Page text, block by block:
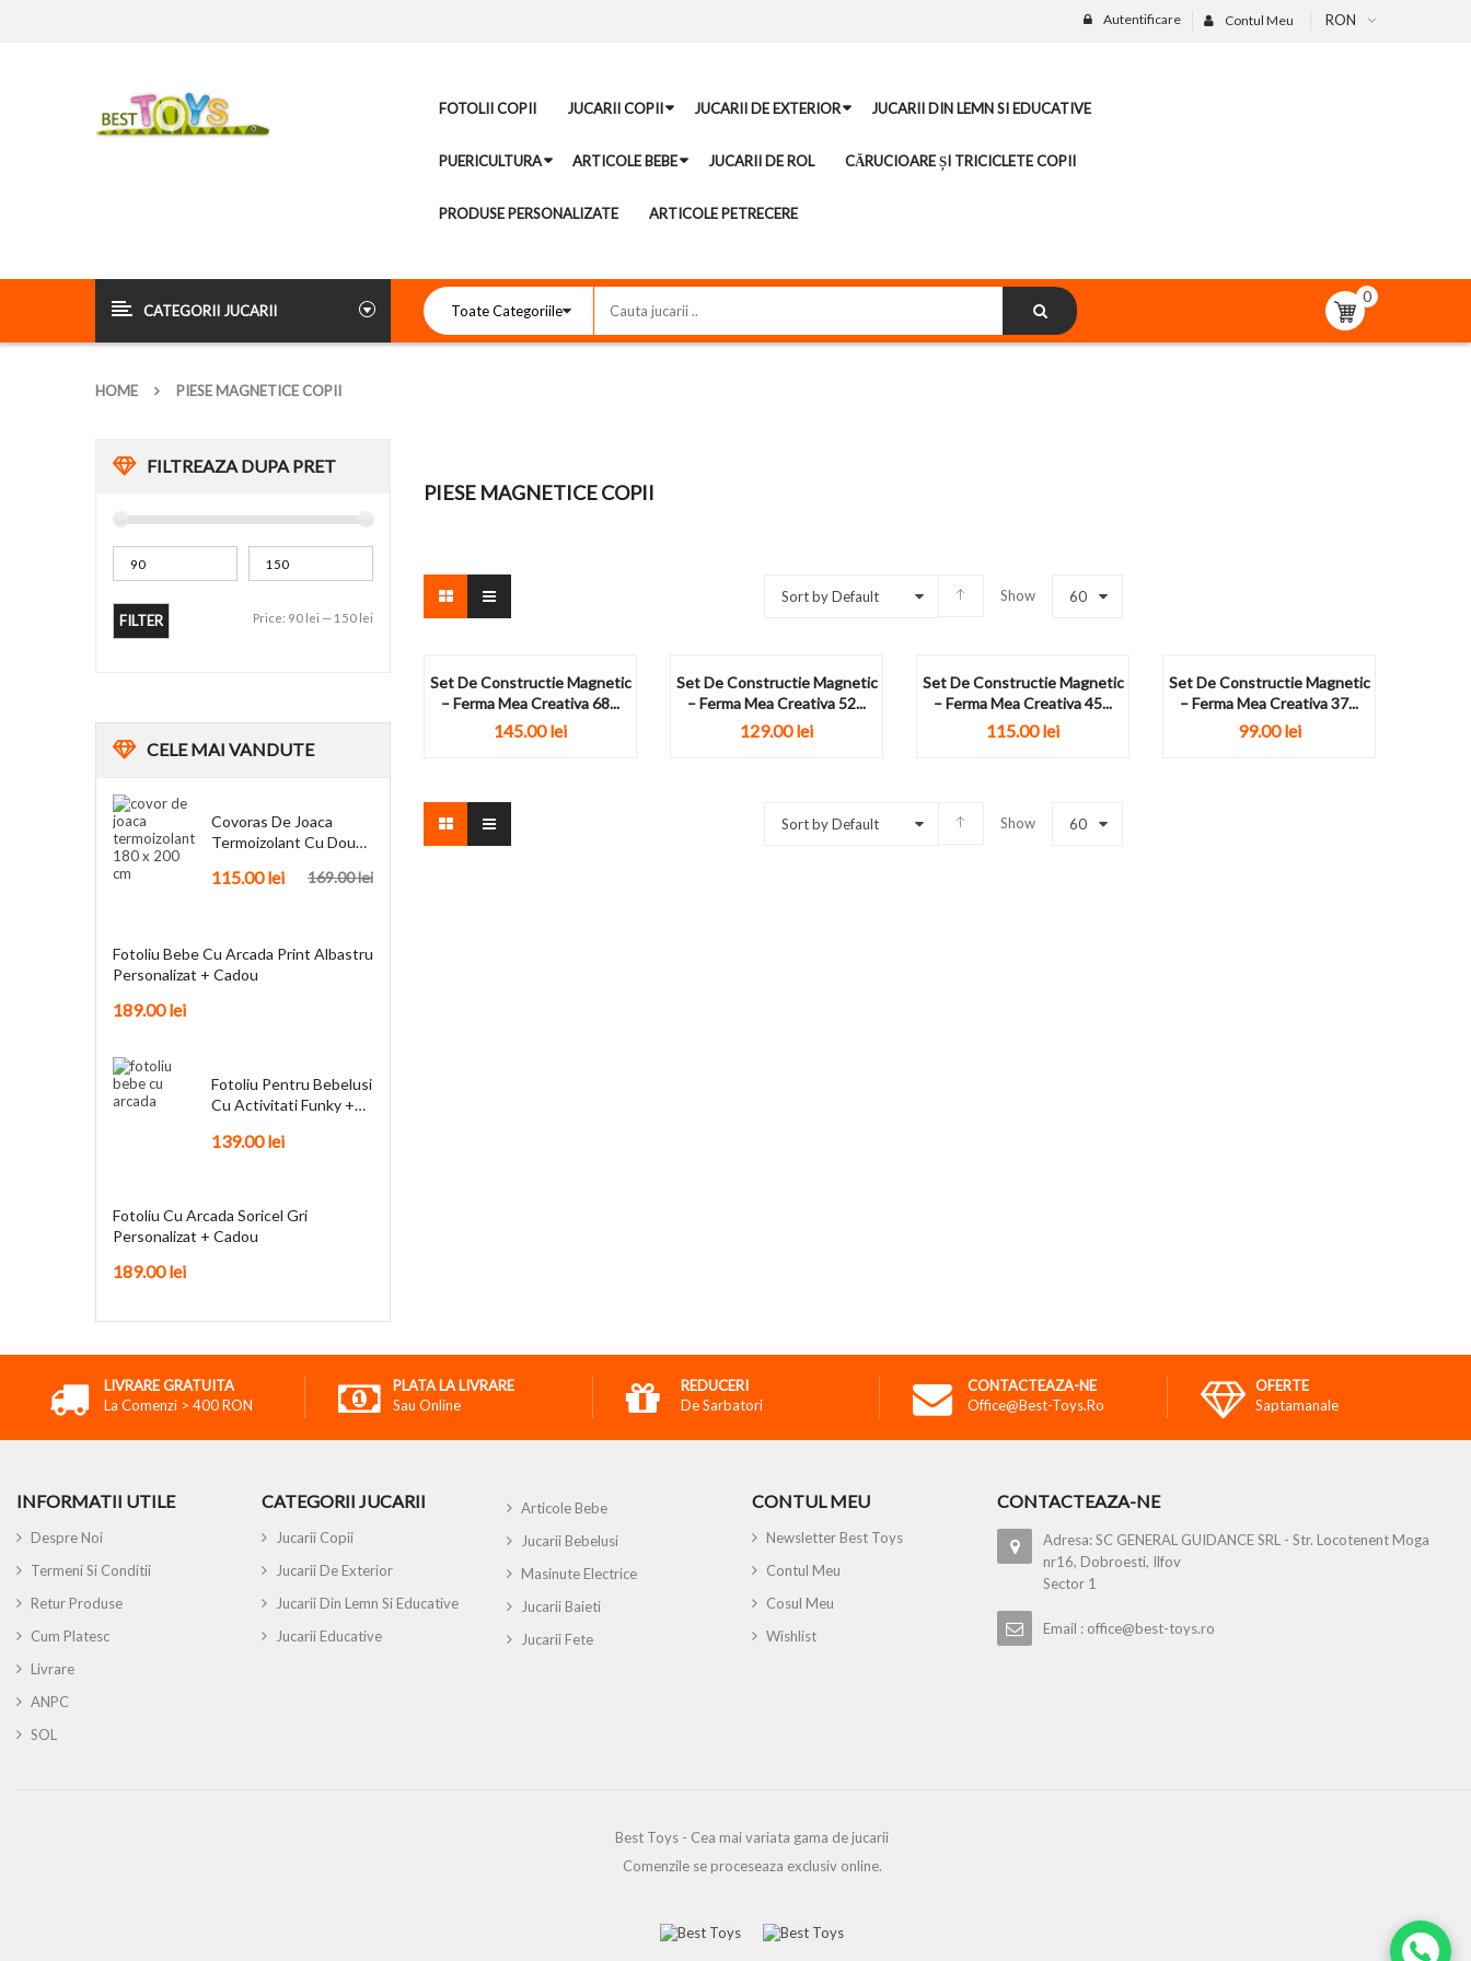
RON
Contul Meu
Autentificare
FOTOLII COPII JUCARII COPII JUCARII DE EXTERIOR JUCARII DIN LEMN SI EDUCATIVE
PUERICULTURA ARTICOLE BEBE JUCARII DE ROL CĂRUCIOARE ȘI TRICICLETE COPII
PRODUSE PERSONALIZATE ARTICOLE PETRECERE
CATEGORII JUCARII
0
HOME PIESE MAGNETICE COPII
FILTREAZA DUPA PRET
FILTER Price: 90 lei — 150 lei
CELEMAI VANDUTE
Covoras De Joaca
Termoizolant Cu Doua
169.00lei
115.00lei
Fotoliu Bebe Cu Arcada Print Albastru
Personalizat + Cadou
189.00lei
Fotoliu Pentru Bebelusi
Cu Activitati Funky +
139.00lei
Fotoliu Cu Arcada Soricel Gri
Personalizat + Cadou
189.00lei
PIESE MAGNETICE COPII
Sort by Default Show 60
Set De Constructie Magnetic
– Ferma Mea Creativa 68...
145.00lei
Set De Constructie Magnetic
– Ferma Mea Creativa 52...
129.00lei
Set De Constructie Magnetic
– Ferma Mea Creativa 45...
115.00lei
Set De Constructie Magnetic
– Ferma Mea Creativa 37...
99.00lei
Sort by Default Show 60
LIVRARE GRATUITA
La Comenzi > 400 RON
PLATA LA LIVRARE
Sau Online
REDUCERI
De Sarbatori
CONTACTEAZA-NE
Office@best-Toys.ro
OFERTE
Saptamanale
INFORMATII UTILE
Despre Noi
Termeni Si Conditii
Retur Produse
Cum Platesc
Livrare
ANPC
SOL
CATEGORII JUCARII
Jucarii Copii
Jucarii De Exterior
Jucarii Din Lemn Si Educative
Jucarii Educative
Articole Bebe
Jucarii Bebelusi
Masinute Electrice
Jucarii Baieti
Jucarii Fete
CONTUL MEU
Newsletter Best Toys
Contul Meu
Cosul Meu
Wishlist
CONTACTEAZA-NE
Adresa: SC GENERAL GUIDANCE SRL - Str. Locotenent Moga
nr16, Dobroesti, Ilfov
Sector 1
Email : office@best-toys.ro
Best Toys - Cea mai variata gama de jucarii
Comenzile se proceseaza exclusiv online.